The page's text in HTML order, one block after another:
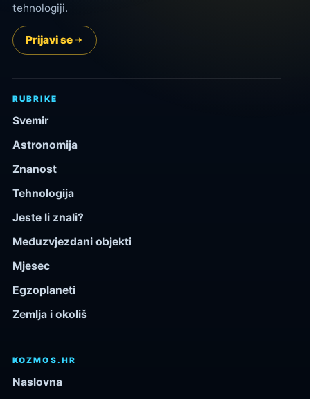
tehnologiji.
Prijavi se
RUBRIKE
Svemir
Astronomija
Znanost
Tehnologija
Jeste li znali?
Međuzvjezdani objekti
Mjesec
Egzoplaneti
Zemlja i okoliš
KOZMOS.HR
Naslovna